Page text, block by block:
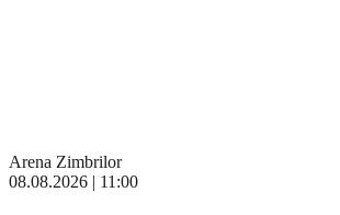
Arena Zimbrilor
08.08.2026 | 11:00